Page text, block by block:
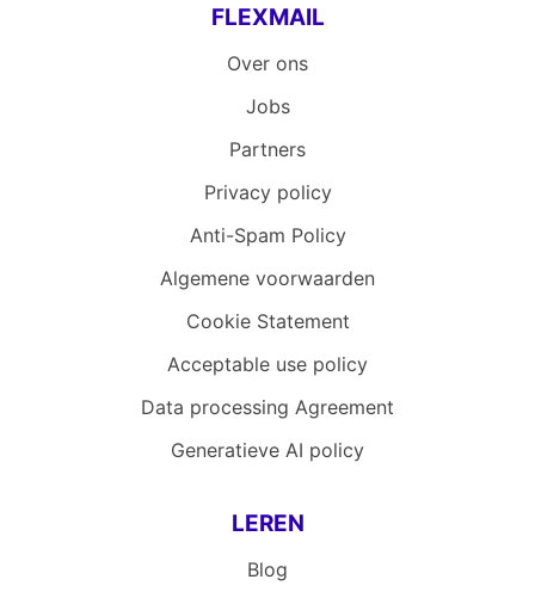
FLEXMAIL
Over ons
Jobs
Partners
Privacy policy
Anti-Spam Policy
Algemene voorwaarden
Cookie Statement
Acceptable use policy
Data processing Agreement
Generatieve AI policy
LEREN
Blog